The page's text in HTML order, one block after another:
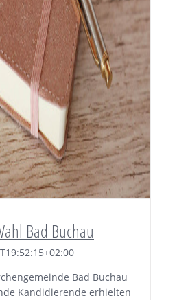
Bad Buchau
Bad Buchau
Kandidierende erhielten